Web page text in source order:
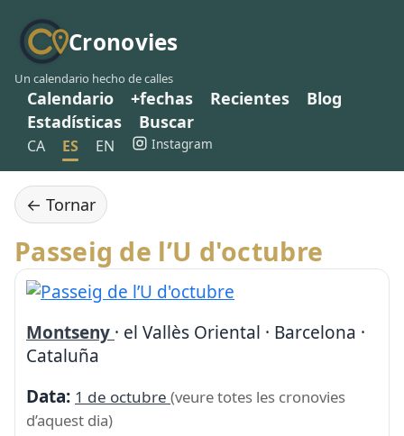
Cronovies
Un calendario hecho de calles
Calendario +fechas Recientes
Blog
Estadísticas
Buscar
CA ES EN Instagram
← Tornar
Passeig de l’U d'octubre
Montseny · el Vallès Oriental · Barcelona ·
Cataluña
Data: 1 de octubre (veure totes les cronovies
d’aquest dia)